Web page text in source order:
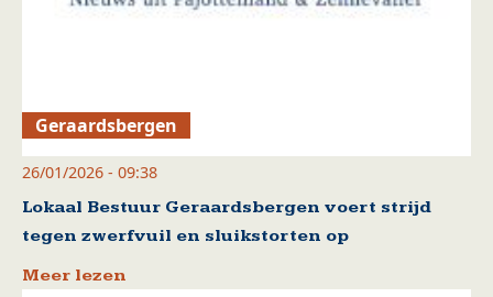
Geraardsbergen
26/01/2026 - 09:38
Lokaal Bestuur Geraardsbergen voert strijd
tegen zwerfvuil en sluikstorten op
Meer lezen